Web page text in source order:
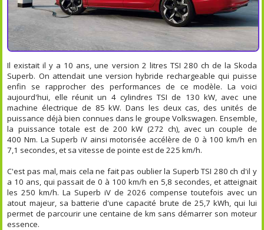
Il existait il y a 10 ans, une version 2 litres TSI 280 ch de la Skoda
Superb. On attendait une version hybride rechargeable qui puisse
enfin se rapprocher des performances de ce modèle. La voici
aujourd'hui, elle réunit un 4 cylindres TSI de 130 kW, avec une
machine électrique de 85 kW. Dans les deux cas, des unités de
puissance déjà bien connues dans le groupe Volkswagen. Ensemble,
la puissance totale est de 200 kW (272 ch), avec un couple de
400 Nm. La Superb iV ainsi motorisée accélère de 0 à 100 km/h en
7,1 secondes, et sa vitesse de pointe est de 225 km/h.
C'est pas mal, mais cela ne fait pas oublier la Superb TSI 280 ch d'il y
a 10 ans, qui passait de 0 à 100 km/h en 5,8 secondes, et atteignait
les 250 km/h. La Superb iV de 2026 compense toutefois avec un
atout majeur, sa batterie d'une capacité brute de 25,7 kWh, qui lui
permet de parcourir une centaine de km sans démarrer son moteur
essence.